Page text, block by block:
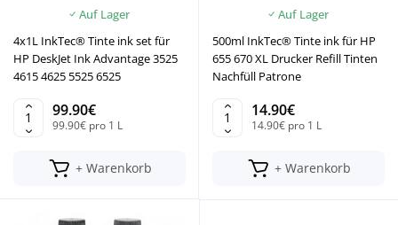
Auf Lager
4x1L InkTec® Tinte ink set für
HP DeskJet Ink Advantage 3525
4615 4625 5525 6525
99.90€
99.90€ pro 1 L
+ Warenkorb
Auf Lager
500ml InkTec® Tinte ink für HP
655 670 XL Drucker Refill Tinten
Nachfüll Patrone
14.90€
14.90€ pro 1 L
+ Warenkorb